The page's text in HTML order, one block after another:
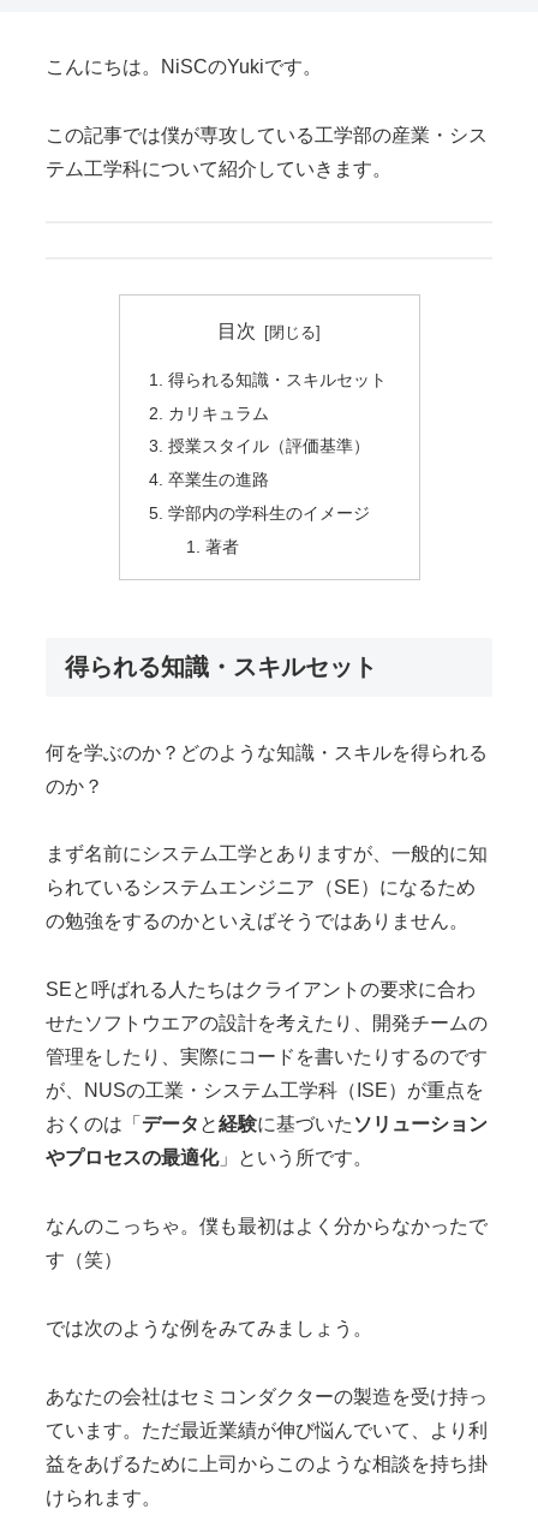
こんにちは。NiSCのYukiです。
この記事では僕が専攻している工学部の産業・シス
テム工学科について紹介していきます。
目次
得られる知識・スキルセット
カリキュラム
授業スタイル（評価基準）
卒業生の進路
学部内の学科生のイメージ
著者
得られる知識・スキルセット
何を学ぶのか？どのような知識・スキルを得られる
のか？
まず名前にシステム工学とありますが、一般的に知
られているシステムエンジニア（SE）になるため
の勉強をするのかといえばそうではありません。
SEと呼ばれる人たちはクライアントの要求に合わ
せたソフトウエアの設計を考えたり、開発チームの
管理をしたり、実際にコードを書いたりするのです
が、NUSの工業・システム工学科（ISE）が重点を
おくのは「 データ と経験に基づいた ソリューション
やプロセスの最適化」という所です。
なんのこっちゃ。僕も最初はよく分からなかったで
す（笑）
では次のような例をみてみましょう。
あなたの会社はセミコンダクターの製造を受け持っ
ています。ただ最近業績が伸び悩んでいて、より利
益をあげるために上司からこのような相談を持ち掛
けられます。